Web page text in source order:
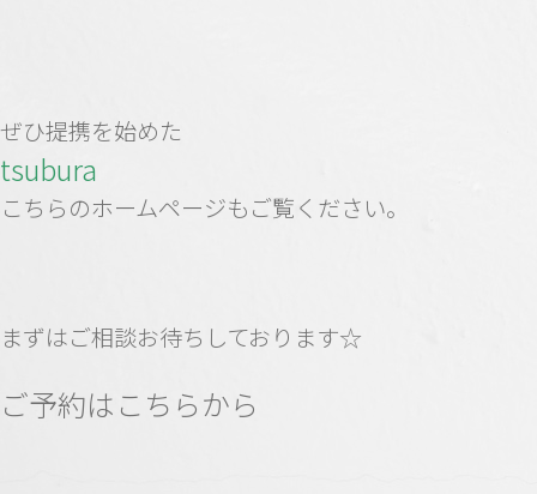
ぜひ提携を始めた
tsubura
こちらのホームページもご覧ください。
まずはご相談お待ちしております☆
ご予約はこちらから